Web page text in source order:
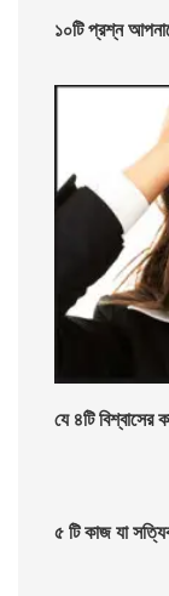
১০টি প্রশ্ন
যে ৪টি বিশ্বাসের
৫ টি কাজ যা